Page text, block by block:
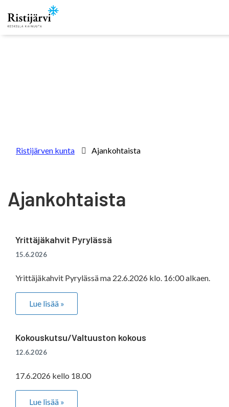
Ristijärven kunta Ajankohtaista
Ajankohtaista
Yrittäjäkahvit Pyrylässä
15.6.2026
Yrittäjäkahvit Pyrylässä ma 22.6.2026 klo. 16:00 alkaen.
Lue lisää »
Kokouskutsu/Valtuuston kokous
12.6.2026
17.6.2026 kello 18.00
Lue lisää »